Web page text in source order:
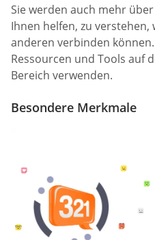
Sie werden auch mehr
Ihnen helfen, zu verstehen,
anderen verbinden
Ressourcen und Tools auf
Bereich verwenden.
Besondere Merkmale